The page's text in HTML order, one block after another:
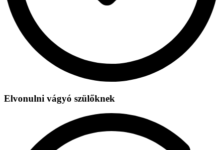
Elvonulni vágyó szülőknek